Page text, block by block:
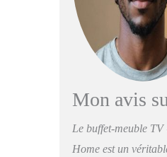
Mon avis
Le buffet-meuble
Home est un